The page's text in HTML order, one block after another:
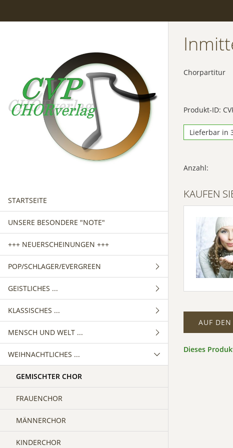
STARTSEITE
UNSERE BESONDERE "NOTE"
+++ NEUERSCHEINUNGEN +++
POP/SCHLAGER/EVERGREEN
GEMISCHTER CHOR
FRAUENCHOR
MÄNNERCHOR
GEISTLICHES ...
GEMISCHTER CHOR
FRAUENCHOR
MÄNNERCHOR
KLASSISCHES ...
GEMISCHTER CHOR
FRAUENCHOR
MÄNNERCHOR
MENSCH UND WELT ...
GEMISCHTER CHOR
FRAUENCHOR
MÄNNERCHOR
WEIHNACHTLICHES ...
GEMISCHTER CHOR
FRAUENCHOR
MÄNNERCHOR
KINDERCHOR
Chorpartitur
Produkt-ID:
Lieferbar in
Anzahl:
KAUFEN
AUF
Dieses